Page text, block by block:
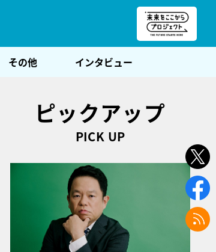
その他 インタビュー
ピックアップ
PICK UP